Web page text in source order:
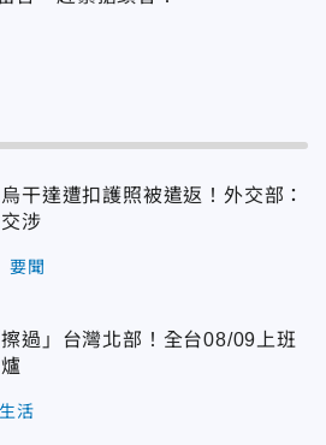
干達遭扣護照被遣返！外交部：
涉
要聞
過」台灣北部！全台08/09上班
生活